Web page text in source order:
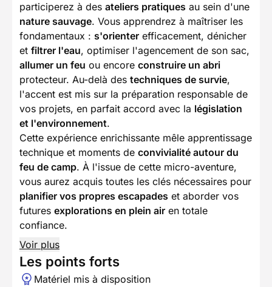
participerez à des ateliers pratiques au sein d'une
nature sauvage. Vous apprendrez à maîtriser les
fondamentaux : s'orienter efficacement, dénicher
et filtrer l'eau, optimiser l'agencement de son sac,
allumer un feu ou encore construire un abri
protecteur. Au-delà des techniques de survie,
l'accent est mis sur la préparation responsable de
vos projets, en parfait accord avec la législation
et l'environnement.
Cette expérience enrichissante mêle apprentissage
technique et moments de convivialité autour du
feu de camp. À l'issue de cette micro-aventure,
vous aurez acquis toutes les clés nécessaires pour
planifier vos propres escapades et aborder vos
futures explorations en plein air en totale
confiance.
Voir plus
Les points forts
Matériel mis à disposition